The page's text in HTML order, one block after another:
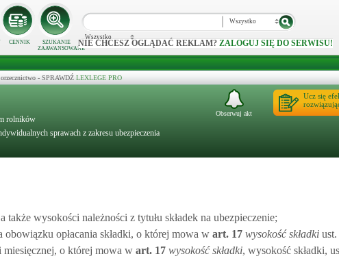
CENNIK
SZUKANIE
ZAAWANSOWANE
Wszystko
Wszystko
NIE CHCESZ OGLĄDAĆ REKLAM? ZALOGUJ SIĘ DO SERWISU!
orzecznictwo - SPRAWDŹ LEXLEGE PRO
rolników
sprawach z zakresu ubezpieczenia
Ucz się
Obserwuj akt
wysokości należności z tytułu składek na ubezpieczenie;
opłacania składki, o której mowa w art. 17 wysokość składki ust.
miesięcznej, o której mowa w art. 17 wysokość składki, wysokość składki,